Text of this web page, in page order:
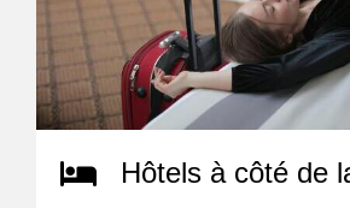
Hôtels à côté de